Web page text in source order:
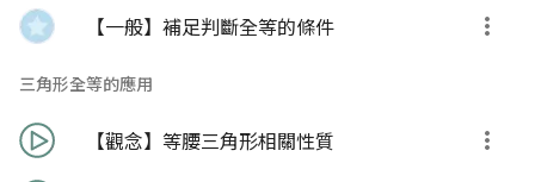
【一般】補足判斷全等的條件
三角形全等的應用
【觀念】等腰三角形相關性質